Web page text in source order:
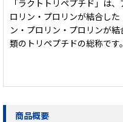
「ラクトトリペプチド」は
ロリン・プロリンが結合し
ン・プロリン・プロリンが
類のトリペプチドの総称です。
商品概要